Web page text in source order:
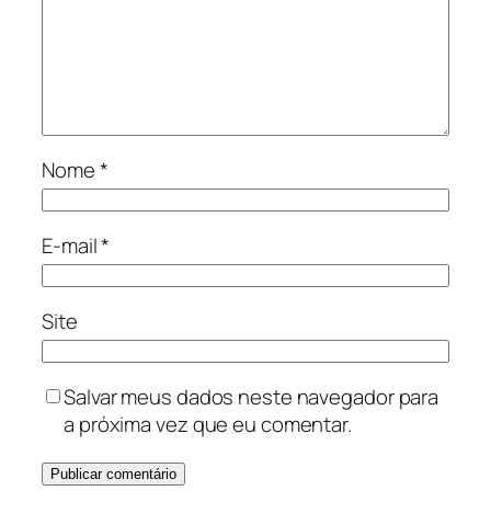
Nome*
E-mail*
Site
Salvar meus dados neste navegador para
a próxima vez que eu comentar.